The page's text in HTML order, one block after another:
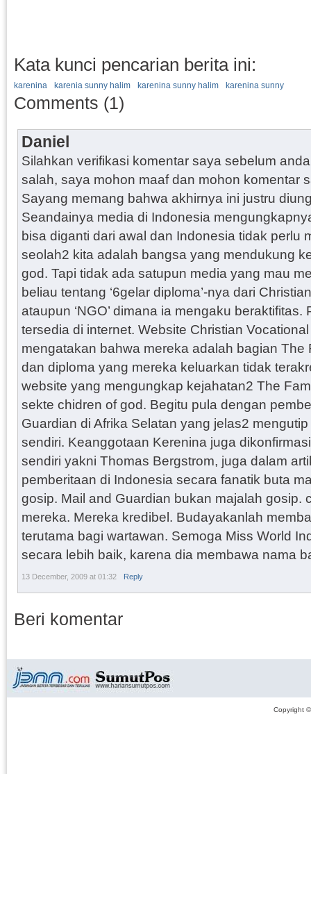
Kata kunci pencarian berita ini:
karenina karenia sunny halim karenina sunny halim karenina sunny
Comments (1)
Daniel
Silahkan verifikasi komentar saya sebelum
salah, saya mohon maaf dan mohon komentar
Sayang memang bahwa akhirnya ini justru
Seandainya media di Indonesia
bisa diganti dari awal dan Indonesia tidak perlu
seolah2 kita adalah bangsa yang mendukung
god. Tapi tidak ada satupun media yang mau
beliau tentang ‘6gelar diploma’-nya dari
ataupun ‘NGO’ dimana ia mengaku beraktifitas.
tersedia di internet. Website Christian
mengatakan bahwa mereka adalah bagian The
dan diploma yang mereka keluarkan tidak
website yang mengungkap kejahatan2 The
sekte chidren of god. Begitu pula dengan
Guardian di Afrika Selatan yang jelas2
sendiri. Keanggotaan Kerenina juga
sendiri yakni Thomas Bergstrom, juga dalam
pemberitaan di Indonesia secara fanatik buta
gosip. Mail and Guardian bukan majalah gosip.
mereka. Mereka kredibel. Budayakanlah
terutama bagi wartawan. Semoga Miss World
secara lebih baik, karena dia membawa nama
13 December, 2009 at 01:32 Reply
Beri komentar
Copyright